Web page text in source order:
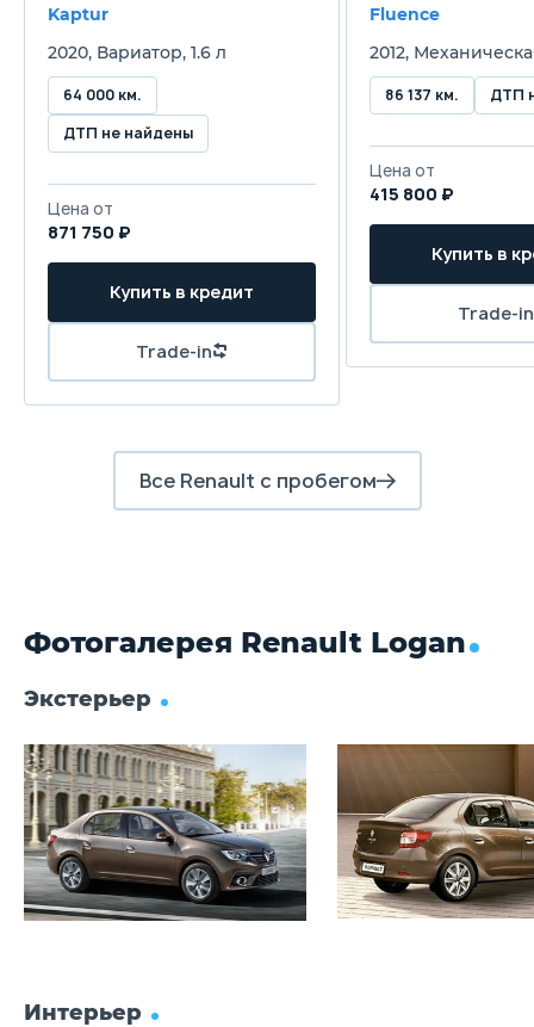
Привод
Передний
Передняя подвеска
Независимая, пружинная, типа Макферсон
со стабилизатором поперечной
устойчивости или без него
телескопическими гидравлическими
амортизаторами и стабилизатором
поперечной устойчивости или без него
Дисковые
Kaptur
2020, Вариатор, 1.6 л
64 000 км.
ДТП не найдены
Цена от
871 750 ₽
Купить в кредит
Trade-in
Fluence
2012,
86 137 км. ДТП
Цена от
415 800 ₽
Купить в
Trade-in
Все Renault с пробегом
Фотогалерея Renault Logan
Экстерьер
Интерьер